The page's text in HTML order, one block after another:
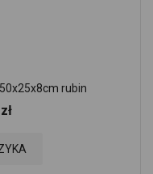
rubin